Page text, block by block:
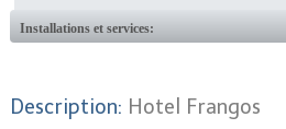
Installations et services:
Description: Hotel Frangos